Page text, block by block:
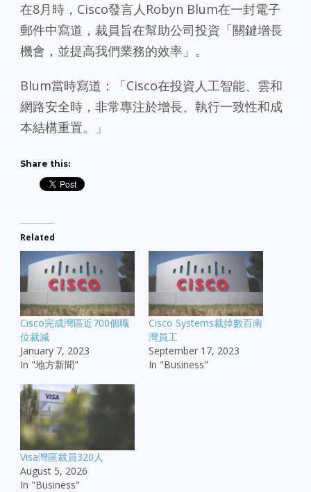
在8月時，Cisco發言人Robyn Blum在一封電子
郵件中寫道，裁員旨在幫助公司投資「關鍵增長
機會，並提高我們業務的效率」。
Blum當時寫道：「Cisco在投資人工智能、雲和
網路安全時，非常專注於增長、執行一致性和成
本結構重置。」
Share this:
Related
Cisco完成灣區近700個職
位裁減
January 7, 2023
In "地方新聞"
Cisco Systems裁掉數百南
灣員工
September 17, 2023
In "Business"
Visa灣區裁員320人
August 5, 2026
In "Business"